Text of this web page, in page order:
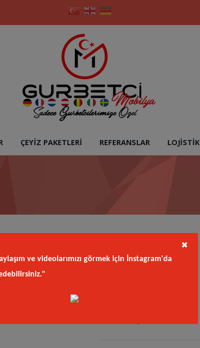
ÇEYIZ PAKETLERI REFERANSLAR LOJISTIK
Lip
ve videolarımızı görmek için İnstagram'da
✖